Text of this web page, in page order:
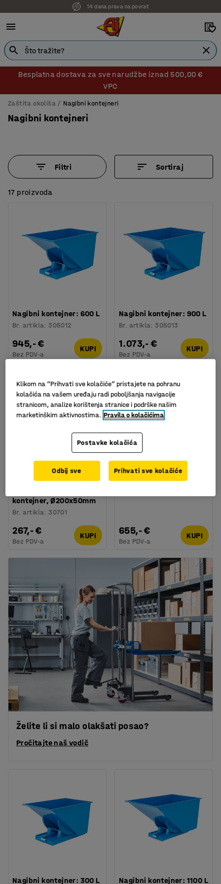
14 dana prava na povrat
Besplatna dostava za sve narudžbe iznad 500,00 €
VPC
Zaštita okoliša Nagibni kontejneri
Nagibni kontejneri
Filtri Sortiraj
17 proizvoda
Nagibni kontejner: 600 L
Br. artikla:305012
945,- €
Bez PDV-a
KUPI
Nagibni kontejner: 900 L
Br. artikla:305013
1.073,- €
Bez PDV-a
KUPI
Dostupno u nekoliko opcija
Set kotača od
kontejner, Ø200x50mm
Br. artikla:30701
267,- €
Bez PDV-a
KUPI
Nagibni kontejner: 150 L
655,- €
Bez PDV-a
KUPI
Želite li si malo olakšati posao?
Pročitajte naš vodič
Nagibni kontejner: 300 L Nagibni kontejner: 1100 L
Klikom na “Prihvati sve kolačiće” pristajete na pohranu
kolačića na vašem uređaju radi poboljšanja navigacije
stranicom, analize korištenja stranice i podrške našim
marketinškim aktivnostima. Pravila o kolačićima
Postavke kolačića
Odbij sve Prihvati sve kolačiće